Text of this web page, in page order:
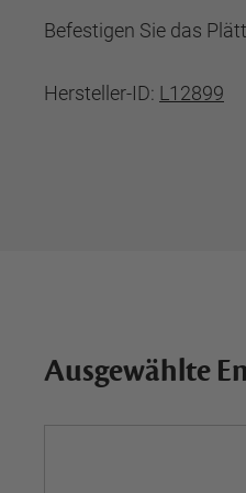
Befestigen Sie das
Hersteller-ID: L12899
Ausgewählte